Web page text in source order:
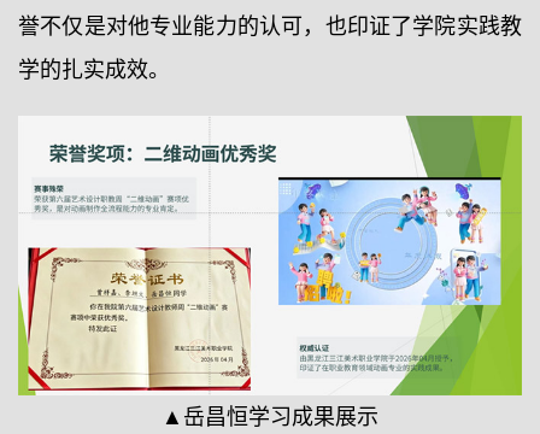
誉不仅是对他专业能力的认可，也印证了学院实践教
学的扎实成效。
▲岳昌恒学习成果展示